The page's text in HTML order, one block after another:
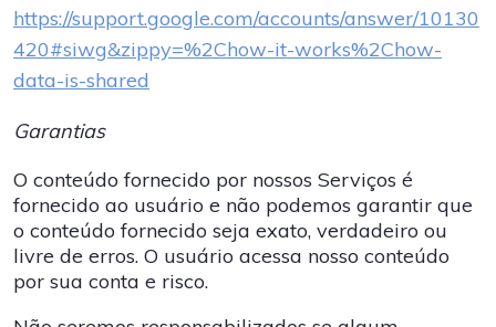
https://support.google.com/accounts/answer/10130
420#siwg&zippy=%2Chow-it-works%2Chow-
data-is-shared
Garantias
O conteúdo fornecido por nossos Serviços é
fornecido ao usuário e não podemos garantir que
o conteúdo fornecido seja exato, verdadeiro ou
livre de erros. O usuário acessa nosso conteúdo
por sua conta e risco.